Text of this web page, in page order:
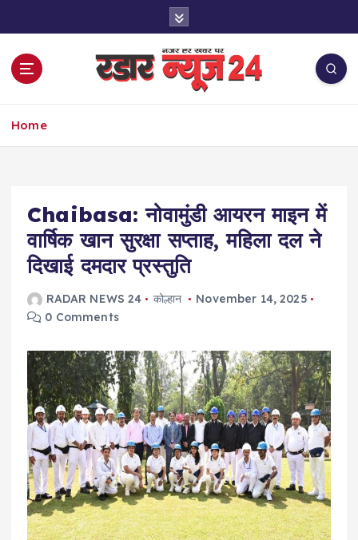
Home
Chaibasa: नोवामुंडी आयरन माइन में
वार्षिक खान सुरक्षा सप्ताह, महिला दल ने
दिखाई दमदार प्रस्तुति
RADAR NEWS 24 कोल्हान
November 14, 2025
0 Comments